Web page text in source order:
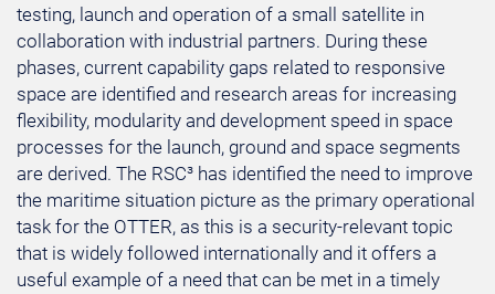
testing, launch and operation of a small satellite in
collaboration with industrial partners. During these
phases, current capability gaps related to responsive
space are identified and research areas for increasing
flexibility, modularity and development speed in space
processes for the launch, ground and space segments
are derived. The RSC³ has identified the need to improve
the maritime situation picture as the primary operational
task for the OTTER, as this is a security-relevant topic
that is widely followed internationally and it offers a
useful example of a need that can be met in a timely